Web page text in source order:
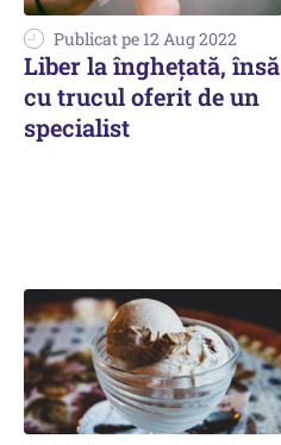
Publicat pe 12 Aug 2022
Liber la îngheţată, însă
cu trucul oferit de un
specialist